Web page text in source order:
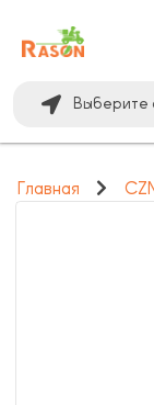
Выберите
Главная